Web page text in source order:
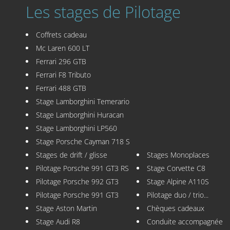
Les stages de Pilotage
Coffrets cadeau
Mc Laren 600 LT
Ferrari 296 GTB
Ferrari F8 Tributo
Ferrari 488 GTB
Stage Lamborghini Temerario
Stage Lamborghini Huracan
Stage Lamborghini LP560
Stage Porsche Cayman 718 S
Stages de drift / glisse
Pilotage Porsche 991 GT3 RS
Pilotage Porsche 992 GT3
Pilotage Porsche 991 GT3
Stage Aston Martin
Stage Audi R8
Stages Monoplaces
Stage Corvette C8
Stage Alpine A110S
Pilotage duo / trio...
Chèques cadeaux
Conduite accompagnée